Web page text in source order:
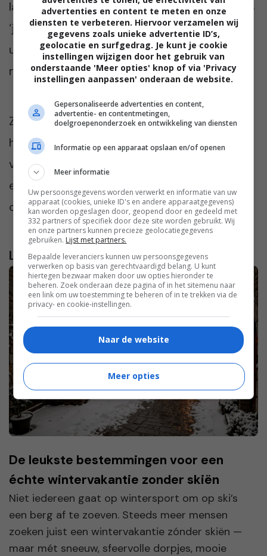
laat het woordje ‘maar’ achterwege. Bij ons is
‘ja-maar kost een euro’ een gevleugelde
uitspraak. Het spreekt voor zich dat het ‘ja-
maar potje’ goed is gevuld…
Zeg jij vaak sorry? Hoe doe je dat? En: heeft
het echt betekenis? Heb jij ooit iemand
vergeven? Wij zijn heel benieuwd. Praat
erover met ons. Dat kan in de comments
onder dit artikel.
Lees verder...
De leukste bestemmingen voor een
échte wintervakantie zonder skiën
Niet iedereen gaat op wintersport om op ski’s
een berg af te zoeven. Steeds meer mensen
zoeken juist een wintervakantie zónder skiën —
maar mét sneeuw, sfeervolle dorpjes, mooie
advertenties en content te meten en onze
diensten te verbeteren. Hiervoor verzamelen wij
gegevens zoals unieke advertentie ID’s,
geolocatie en surfgedrag. Je kunt je cookie
instellingen wijzigen door het gebruik van
onderstaande 'Meer opties' knop of via 'Privacy
instellingen aanpassen' onderaan de website.
Gepersonaliseerde advertenties en content,
advertentie- en contentmetingen,
doelgroepenonderzoek en ontwikkeling van diensten
Informatie op een apparaat opslaan en/of openen
Meer informatie
Uw persoonsgegevens worden verwerkt en informatie van uw
apparaat (cookies, unieke ID's en andere apparaatgegevens)
kan worden opgeslagen door, geopend door en gedeeld met
332 partners of specifiek door deze site worden gebruikt. Wij
en onze partners kunnen precieze geolocatiegegevens
gebruiken. Lijst met partners.
Bepaalde leveranciers kunnen uw persoonsgegevens
verwerken op basis van gerechtvaardigd belang. U kunt
hiertegen bezwaar maken door uw opties hieronder te
beheren. Zoek onderaan deze pagina of in het sitemenu naar
een link om uw toestemming te beheren of in te trekken via de
privacy- en cookie-instellingen.
Naar de website
Meer opties